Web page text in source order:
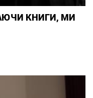
КНИГИ, МИ